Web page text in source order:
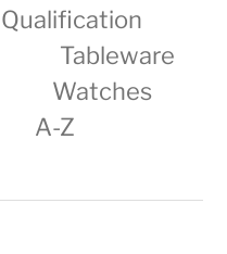
Qualification
Tableware
Watches
A-Z